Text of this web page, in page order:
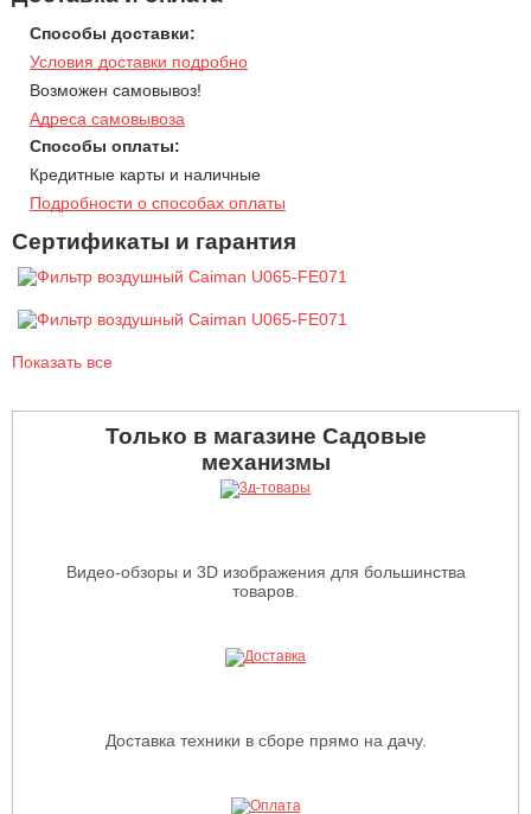
Способы доставки:
Условия доставки подробно
Возможен самовывоз!
Адреса самовывоза
Способы оплаты:
Кредитные карты и наличные
Подробности о способах оплаты
Сертификаты и гарантия
Показать все
Только в магазине Садовые
механизмы
Видео-обзоры и 3D изображения для большинства
товаров.
Доставка техники в сборе прямо на дачу.